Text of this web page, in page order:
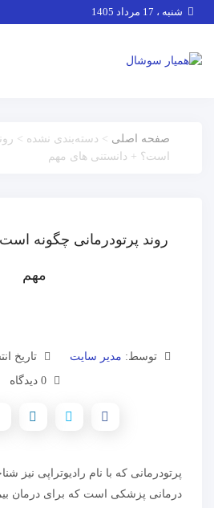
شنبه ، 17 مرداد 1405
صفحه اصلی > دسته‌بندی نشده >
است؟ + دانستنی های مهم
روند پرتودرمانی چگونه
مهم
توسط: مدیر سایت
تاریخ
0 دیدگاه
پرتودرمانی که با نام رادیوتراپی
درمانی پزشکی است که برای درمان